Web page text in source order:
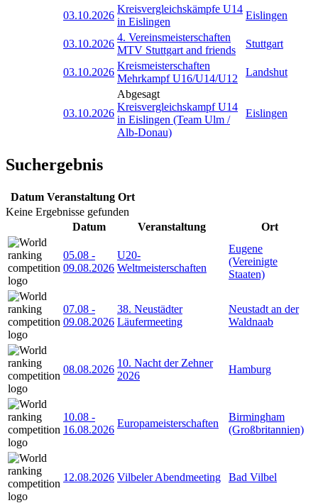
03.10.2026
Kreisvergleichskämpfe U14
in Eislingen
Eislingen
03.10.2026
4. Vereinsmeisterschaften
MTV Stuttgart and friends
Stuttgart
03.10.2026
Kreismeisterschaften
Mehrkampf U16/U14/U12
Landshut
03.10.2026
Abgesagt
Kreisvergleichskampf U14
in Eislingen (Team Ulm /
Alb-Donau)
Eislingen
Suchergebnis
Datum Veranstaltung Ort
Keine Ergebnisse gefunden
Datum
Veranstaltung Ort
05.08 -
09.08.2026
U20-
Weltmeisterschaften
Eugene
(Vereinigte
Staaten)
07.08 -
09.08.2026
38. Neustädter
Läufermeeting
Neustadt an der
Waldnaab
08.08.2026
10. Nacht der Zehner
2026
Hamburg
10.08 -
16.08.2026
Europameisterschaften
Birmingham
(Großbritannien)
12.08.2026 Vilbeler Abendmeeting Bad Vilbel